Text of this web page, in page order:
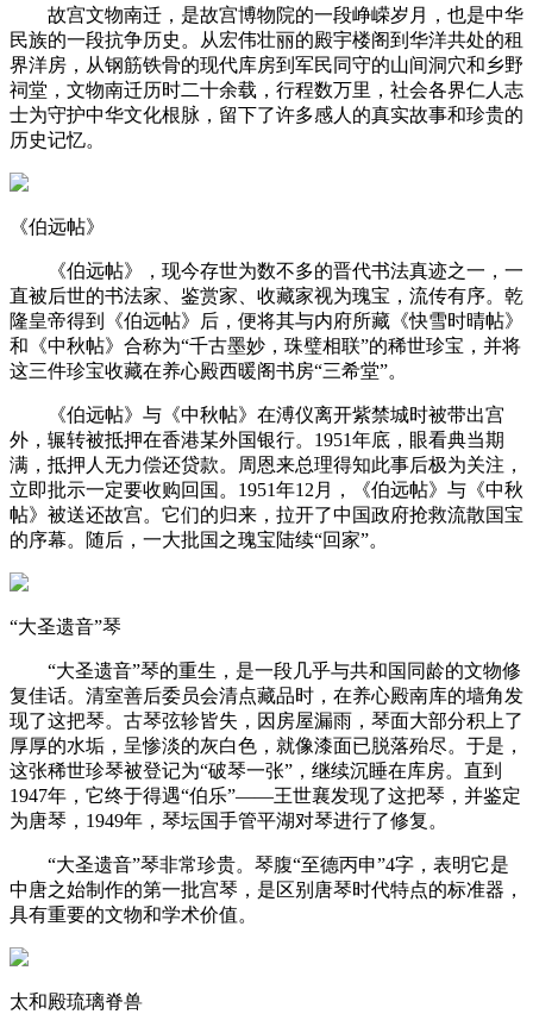
故宫文物南迁，是故宫博物院的一段峥嵘岁月，也是中华
民族的一段抗争历史。从宏伟壮丽的殿宇楼阁到华洋共处的租
界洋房，从钢筋铁骨的现代库房到军民同守的山间洞穴和乡野
祠堂，文物南迁历时二十余载，行程数万里，社会各界仁人志
士为守护中华文化根脉，留下了许多感人的真实故事和珍贵的
历史记忆。
《伯远帖》
《伯远帖》，现今存世为数不多的晋代书法真迹之一，一
直被后世的书法家、鉴赏家、收藏家视为瑰宝，流传有序。乾
隆皇帝得到《伯远帖》后，便将其与内府所藏《快雪时晴帖》
和《中秋帖》合称为“千古墨妙，珠璧相联”的稀世珍宝，并将
这三件珍宝收藏在养心殿西暖阁书房“三希堂”。
《伯远帖》与《中秋帖》在溥仪离开紫禁城时被带出宫
外，辗转被抵押在香港某外国银行。1951年底，眼看典当期
满，抵押人无力偿还贷款。周恩来总理得知此事后极为关注，
立即批示一定要收购回国。1951年12月，《伯远帖》与《中秋
帖》被送还故宫。它们的归来，拉开了中国政府抢救流散国宝
的序幕。随后，一大批国之瑰宝陆续“回家”。
“大圣遗音”琴
“大圣遗音”琴的重生，是一段几乎与共和国同龄的文物修
复佳话。清室善后委员会清点藏品时，在养心殿南库的墙角发
现了这把琴。古琴弦轸皆失，因房屋漏雨，琴面大部分积上了
厚厚的水垢，呈惨淡的灰白色，就像漆面已脱落殆尽。于是，
这张稀世珍琴被登记为“破琴一张”，继续沉睡在库房。直到
1947年，它终于得遇“伯乐”——王世襄发现了这把琴，并鉴定
为唐琴，1949年，琴坛国手管平湖对琴进行了修复。
“大圣遗音”琴非常珍贵。琴腹“至德丙申”4字，表明它是
中唐之始制作的第一批宫琴，是区别唐琴时代特点的标准器，
具有重要的文物和学术价值。
太和殿琉璃脊兽